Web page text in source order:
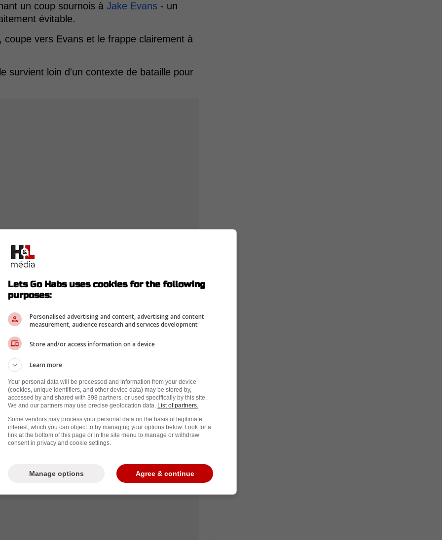
un coup sournois à Jake Evans - un
évitable.
vers Evans et le frappe clairement à
survient loin d'un contexte de bataille pour
ne s'est pas arrêtée au geste lui-
ensuite.
fait jaser
ce n'est peut-être même pas le coup en soi
bien l'absence totale de réaction du
de face-à-face avec le numéro 43, pas
ce genre d'acte ne passerait pas inaperçu.
marquait un but un scénario qui
du CH avait sauté sur Wilson, quitte à
directe en point de presse :
Lets Go Habs uses cookies for the following
purposes:
Personalised advertising and content, advertising and content
measurement, audience research and services development
Store and/or access information on a device
Learn more
Your personal data will be processed and information from your device
(cookies, unique identifiers, and other device data) may be stored by,
accessed by and shared with 398 partners, or used specifically by this site.
We and our partners may use precise geolocation data. List of partners.
Some vendors may process your personal data on the basis of legitimate
interest, which you can object to by managing your options below. Look for a
link at the bottom of this page or in the site menu to manage or withdraw
consent in privacy and cookie settings.
Agree & continue
Manage options